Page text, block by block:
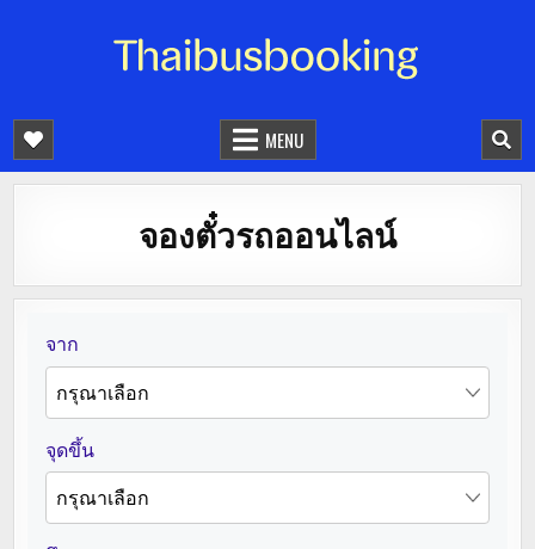
จองตั๋วรถออนไลน์ 24 ชั่วโมง
MENU
จองตั๋วรถออนไลน์